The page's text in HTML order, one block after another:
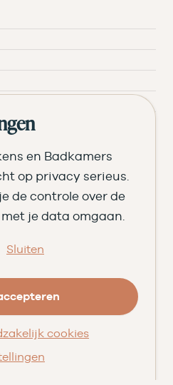
en Badkamers
op privacy serieus.
de controle over de
je data omgaan.
Sluiten
cookies